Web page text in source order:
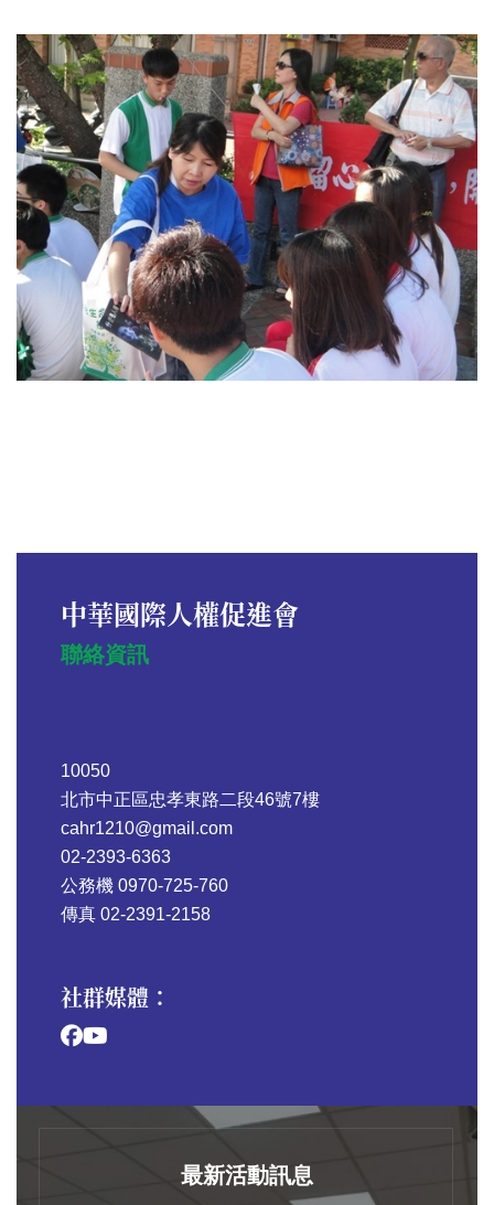
中華國際人權促進會
聯絡資訊
10050
北市中正區忠孝東路二段46號7樓
cahr1210@gmail.com
02-2393-6363
公務機 0970-725-760
傳真 02-2391-2158
社群媒體：
最新活動訊息